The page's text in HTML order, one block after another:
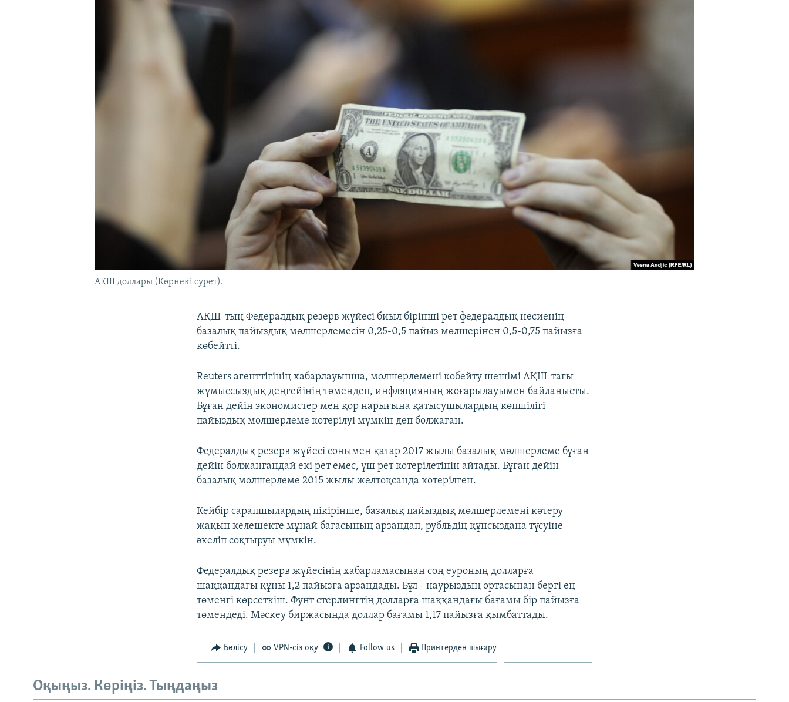
АҚШ доллары (Көрнекі сурет).
АҚШ-тың Федералдық резерв жүйесі биыл бірінші рет федералдық несиенің
базалық пайыздық мөлшерлемесін 0,25-0,5 пайыз мөлшерінен 0,5-0,75 пайызға
көбейтті.
Reuters агенттігінің хабарлауынша, мөлшерлемені көбейту шешімі АҚШ-тағы
жұмыссыздық деңгейінің төмендеп, инфляцияның жоғарылауымен байланысты.
Бұған дейін экономистер мен қор нарығына қатысушылардың көпшілігі
пайыздық мөлшерлеме көтерілуі мүмкін деп болжаған.
Федералдық резерв жүйесі сонымен қатар 2017 жылы базалық мөлшерлеме бұған
дейін болжанғандай екі рет емес, үш рет көтерілетінін айтады. Бұған дейін
базалық мөлшерлеме 2015 жылы желтоқсанда көтерілген.
Кейбір сарапшылардың пікірінше, базалық пайыздық мөлшерлемені көтеру
жақын келешекте мұнай бағасының арзандап, рубльдің құнсыздана түсуіне
әкеліп соқтыруы мүмкін.
Федералдық резерв жүйесінің хабарламасынан соң еуроның долларға
шаққандағы құны 1,2 пайызға арзандады. Бұл - наурыздың ортасынан бергі ең
төменгі көрсеткіш. Фунт стерлингтің долларға шаққандағы бағамы бір пайызға
төмендеді. Мәскеу биржасында доллар бағамы 1,17 пайызға қымбаттады.
Бөлісу VPN-сіз оқу Follow us Принтерден шығару
Оқыңыз. Көріңіз. Тыңдаңыз